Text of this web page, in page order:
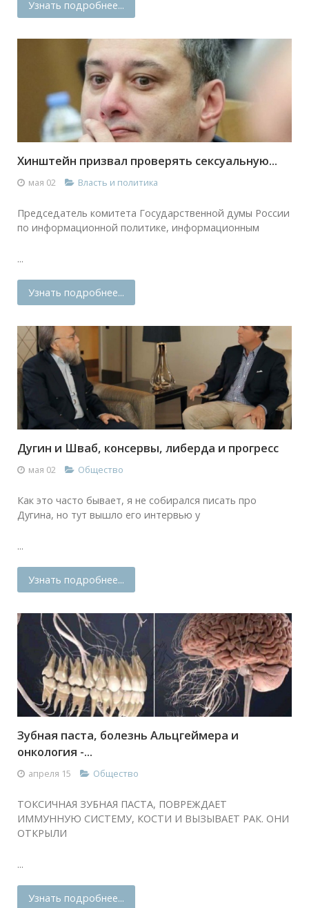
Узнать подробнее...
Хинштейн призвал проверять сексуальную...
мая 02 Власть и политика
Председатель комитета Государственной думы России
по информационной политике, информационным
...
Узнать подробнее...
Дугин и Шваб, консервы, либерда и прогресс
мая 02 Общество
Как это часто бывает, я не собирался писать про
Дугина, но тут вышло его интервью у
...
Узнать подробнее...
Зубная паста, болезнь Альцгеймера и
онкология -...
апреля 15 Общество
ТОКСИЧНАЯ ЗУБНАЯ ПАСТА, ПОВРЕЖДАЕТ
ИММУННУЮ СИСТЕМУ, КОСТИ И ВЫЗЫВАЕТ РАК. ОНИ
ОТКРЫЛИ
...
Узнать подробнее...